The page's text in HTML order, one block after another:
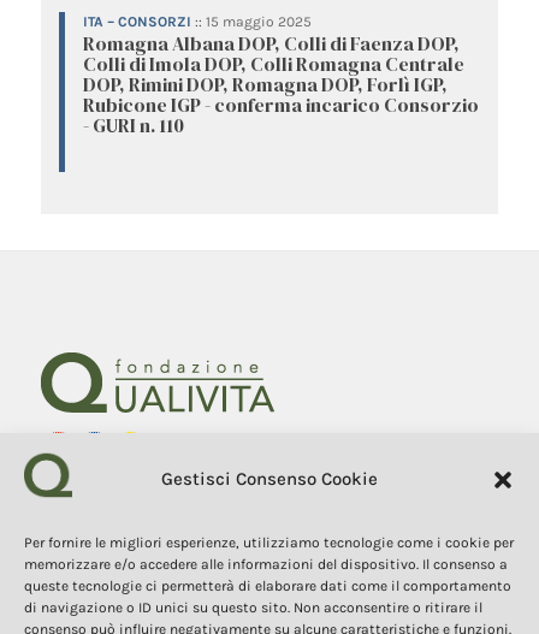
Gestisci Consenso Cookie
Per fornire le migliori esperienze, utilizziamo tecnologie come i cookie per
memorizzare e/o accedere alle informazioni del dispositivo. Il consenso a
queste tecnologie ci permetterà di elaborare dati come il comportamento
di navigazione o ID unici su questo sito. Non acconsentire o ritirare il
consenso può influire negativamente su alcune caratteristiche e funzioni.
ITA – CONSORZI :: 15 maggio 2025
Romagna Albana DOP, Colli di Faenza DOP,
Colli di Imola DOP, Colli Romagna Centrale
DOP, Rimini DOP, Romagna DOP, Forlì IGP,
Rubicone IGP - conferma incarico Consorzio
- GURI n. 110
Fondazione Qualivita
Tel. +39 0577 1503049
COPYRIGHT 2025